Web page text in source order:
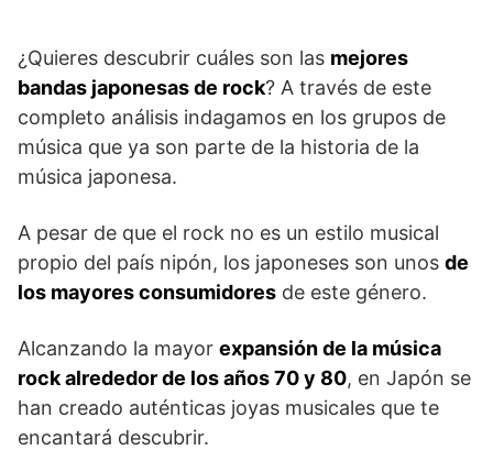
¿Quieres descubrir cuáles son las mejores
bandas japonesas de rock? A través de este
completo análisis indagamos en los grupos de
música que ya son parte de la historia de la
música japonesa.
A pesar de que el rock no es un estilo musical
propio del país nipón, los japoneses son unos de
los mayores consumidores de este género.
Alcanzando la mayor expansión de la música
rock alrededor de los años 70 y 80, en Japón se
han creado auténticas joyas musicales que te
encantará descubrir.